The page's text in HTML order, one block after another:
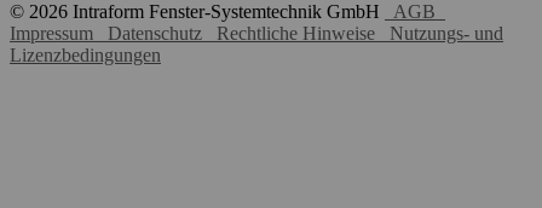
© 2026 Intraform Fenster-Systemtechnik GmbH
AGB
Impressum
Datenschutz Rechtliche Hinweise
Nutzungs- und
Lizenzbedingungen